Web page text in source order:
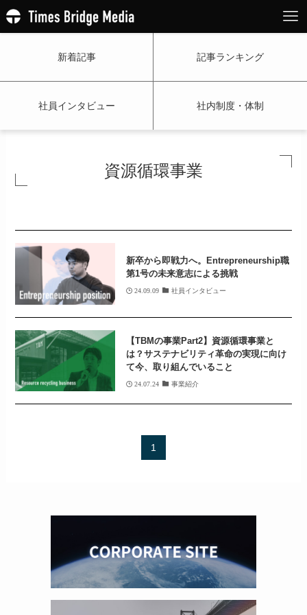
新着記事 記事ランキング
社員インタビュー 社内制度・体制
資源循環事業
新卒から即戦力へ。Entrepreneurship職
第1号の未来意志による挑戦
24.09.09 社員インタビュー
【TBMの事業Part2】資源循環事業と
は？サステナビリティ革命の実現に向け
て今、取り組んでいること
24.07.24 事業紹介
1